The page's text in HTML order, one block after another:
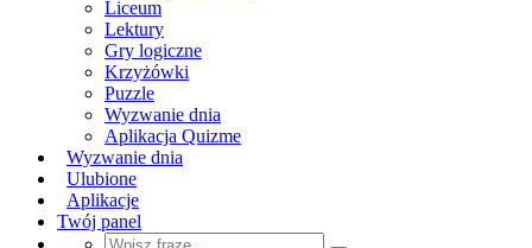
Liceum
Lektury
Gry logiczne
Krzyżówki
Puzzle
Wyzwanie dnia
Aplikacja Quizme
Wyzwanie dnia
Ulubione
Aplikacje
Twój panel